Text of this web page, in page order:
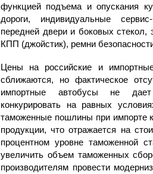
функцией подъема и опускания
дороги, индивидуальные
передней двери и боковых стекол,
КПП (джойстик), ремни
Цены на российские и
сближаются, но фактическое
импортные автобусы не дает
конкурировать на равных
таможенные пошлины при импорте
продукции, что отражается на
процентном уровне таможенной
увеличить объем таможенных
производителям провести